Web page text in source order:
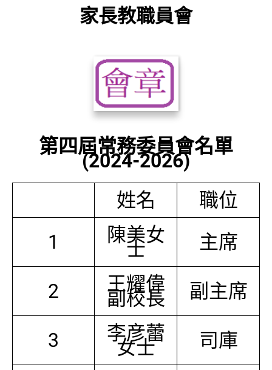
家長教職員會
第四屆常務委員會名單
(2024-2026)
姓名
職位
1
陳美女
士 主席
2 王耀偉
副校長 副主席
3 李彦蕾
女士 司庫